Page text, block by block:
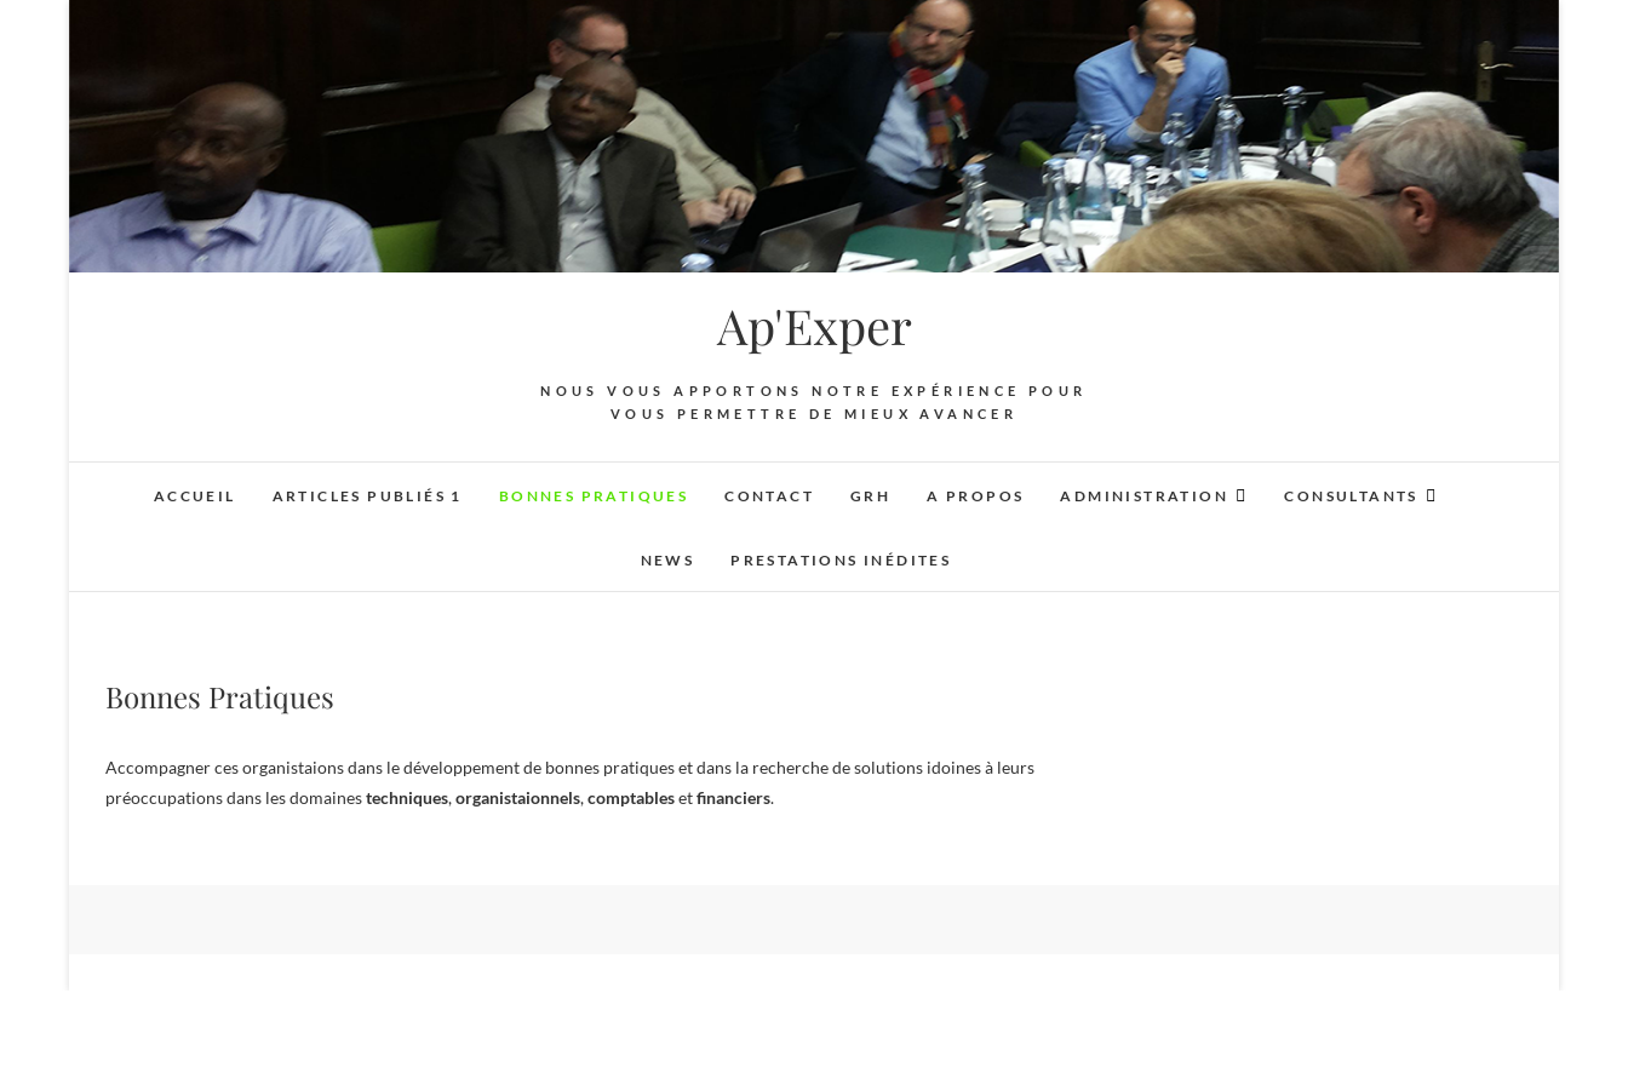
Ap'Exper
NOUS VOUS APPORTONS NOTRE EXPÉRIENCE POUR
VOUS PERMETTRE DE MIEUX AVANCER
ACCUEIL ARTICLES PUBLIÉS 1 BONNES PRATIQUES CONTACT GRH A PROPOS ADMINISTRATION CONSULTANTS
NEWS PRESTATIONS INÉDITES
Bonnes Pratiques
Accompagner ces organistaions dans le développement de bonnes pratiques et dans la recherche de solutions idoines à leurs
préoccupations dans les domainestechniques,organistaionnels,comptablesetfinanciers.